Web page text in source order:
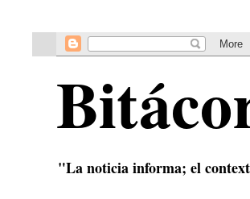
"La noticia informa; el